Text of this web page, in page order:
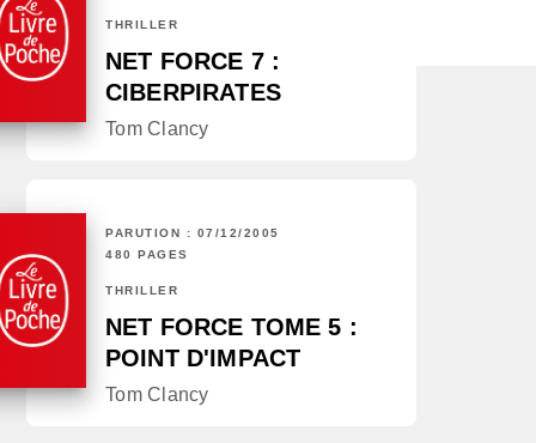
THRILLER
NET FORCE 7 :
CIBERPIRATES
Tom Clancy
PARUTION : 07/12/2005
480 PAGES
THRILLER
NET FORCE TOME 5 :
POINT D'IMPACT
Tom Clancy